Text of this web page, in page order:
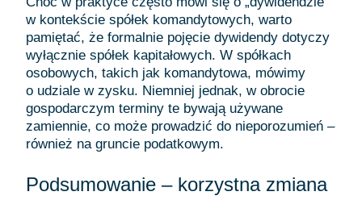
w kontekście spółek komandytowych, warto
pamiętać, że formalnie pojęcie dywidendy dotyczy
wyłącznie spółek kapitałowych. W spółkach
osobowych, takich jak komandytowa, mówimy
o udziale w zysku. Niemniej jednak, w obrocie
gospodarczym terminy te bywają używane
zamiennie, co może prowadzić do nieporozumień –
również na gruncie podatkowym.
Podsumowanie – korzystna zmiana